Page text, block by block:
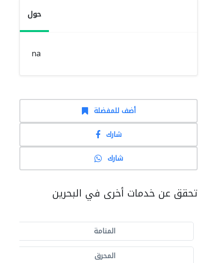
حول
na
أضف للمفضلة
شارك
شارك
تحقق عن خدمات أخرى في البحرين
المنامة
المحرق